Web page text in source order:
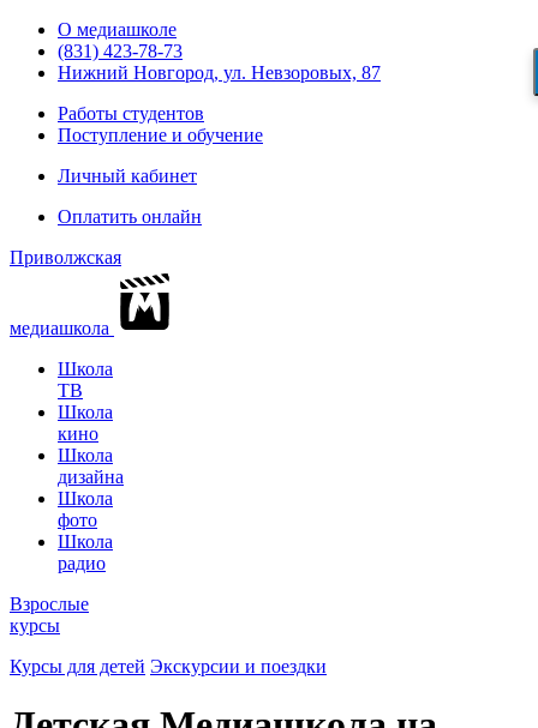
О медиашколе
(831) 423-78-73
Нижний Новгород, ул. Невзоровых, 87
Работы студентов
Поступление и обучение
Личный кабинет
Оплатить онлайн
Приволжская
медиашкола
Школа
ТВ
Школа
кино
Школа
дизайна
Школа
фото
Школа
радио
Взрослые
курсы
Курсы для детей Экскурсии и поездки